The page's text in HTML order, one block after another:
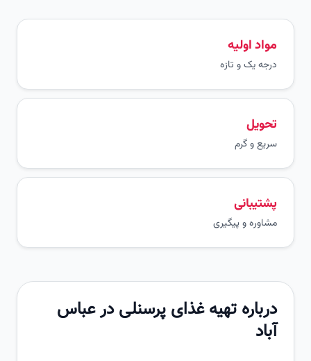
مواد اولیه
درجه یک و تازه
سریع و گرم
پشتیبانی
مشاوره و پیگیری
درباره تهیه غذای پرسنلی در عباس